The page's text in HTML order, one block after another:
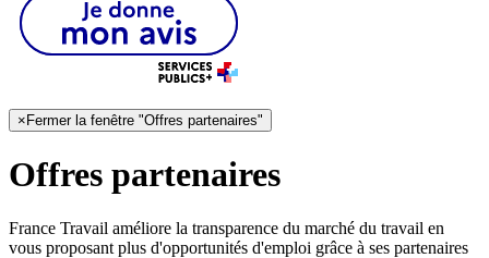
× Fermer la fenêtre "Offres partenaires"
Offres partenaires
France Travail améliore la transparence du marché du travail en
vous proposant plus d'opportunités d'emploi grâce à ses partenaires